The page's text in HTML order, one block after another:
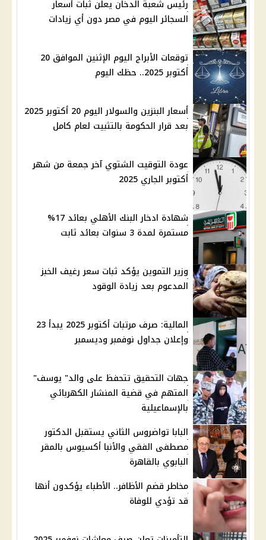
رئيس شعبة الدخان يعلن ثبات أسعار
السجائر اليوم في مصر دون أي زيادات
توقعات الأبراج اليوم الإثنين الموافق 20
أكتوبر 2025.. حظك اليوم
أسعار البنزين والسولار اليوم 20 أكتوبر 2025
بعد قرار الحكومة بالتثبيت لعام كامل
عودة التوقيت الشتوي آخر جمعة من شهر
أكتوبر الجاري 2025
شهادة ادخار البنك الأهلي بعائد 17%
مستمرة لمدة 3 سنوات بعائد ثابت
وزير التموين يؤكد ثبات سعر رغيف الخبز
المدعوم بعد زيادة الوقود
المالية: صرف مرتبات أكتوبر 2025 يبدأ 23
وإعلان جداول نوفمبر وديسمبر
جهات التحقيق تتحفظ على والد" يوسف"
المتهم في قضية المنشار الكهربائي
بالإسماعيلية
البابا تواضروس الثاني يستقبل الدكتور
مصطفى الفقي والأنبا أكسيوس بالمقر
البابوي بالقاهرة
مخاطر قضم الأظافر.. الأطباء يؤكدون أنها
قد تؤدي للوفاة